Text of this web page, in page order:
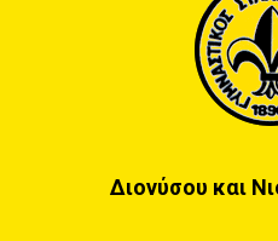
Διονύσου και